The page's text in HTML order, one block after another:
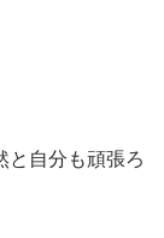
と自分も頑張ろ